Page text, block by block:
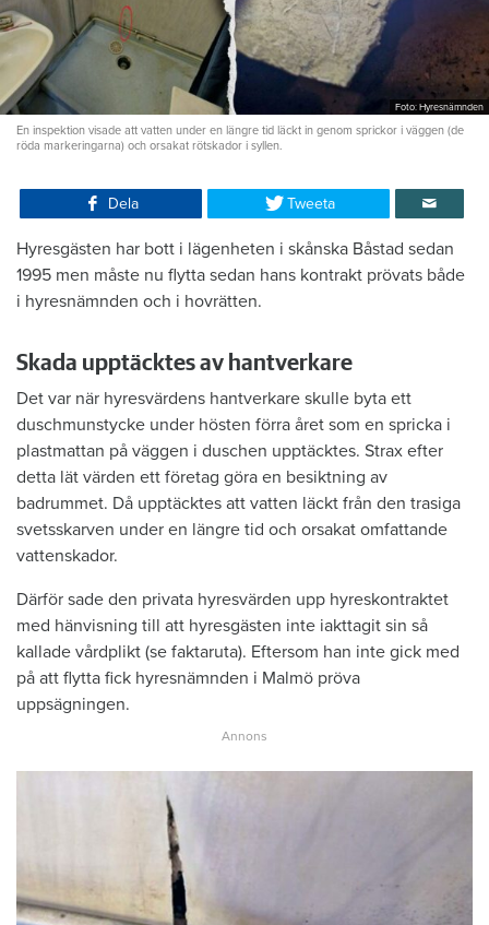
Foto: Hyresnämnden
En inspektion visade att vatten under en längre tid läckt in genom sprickor i väggen (de
röda markeringarna) och orsakat rötskador i syllen.
Dela Tweeta
Hyresgästen har bott i lägenheten i skånska Båstad sedan
1995 men måste nu flytta sedan hans kontrakt prövats både
i hyresnämnden och i hovrätten.
Skada upptäcktes av hantverkare
Det var när hyresvärdens hantverkare skulle byta ett
duschmunstycke under hösten förra året som en spricka i
plastmattan på väggen i duschen upptäcktes. Strax efter
detta lät värden ett företag göra en besiktning av
badrummet. Då upptäcktes att vatten läckt från den trasiga
svetsskarven under en längre tid och orsakat omfattande
vattenskador.
Därför sade den privata hyresvärden upp hyreskontraktet
med hänvisning till att hyresgästen inte iakttagit sin så
kallade vårdplikt (se faktaruta). Eftersom han inte gick med
på att flytta fick hyresnämnden i Malmö pröva
uppsägningen.